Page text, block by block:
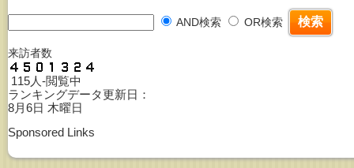
AND検索 OR検索
来訪者数
115人-閲覧中
ランキングデータ更新日：
8月6日 木曜日
Sponsored Links